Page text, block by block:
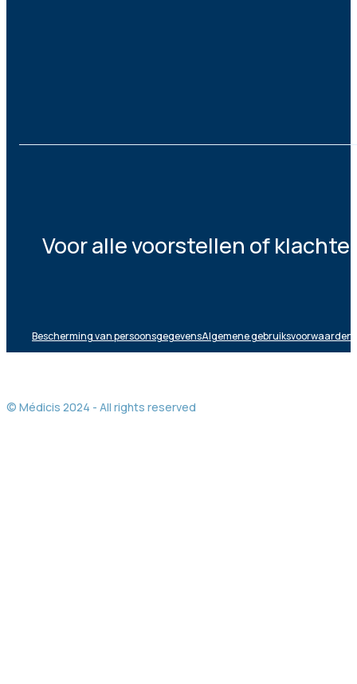
Voor alle voorstellen of
Bescherming van persoonsgegevensAlgemene gebruiksvoorwaarden
© Médicis 2024 - All rights reserved